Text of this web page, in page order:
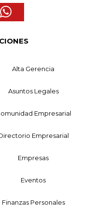
Alta Gerencia
Asuntos Legales
Empresarial
Empresarial
Empresas
Eventos
Finanzas Personales